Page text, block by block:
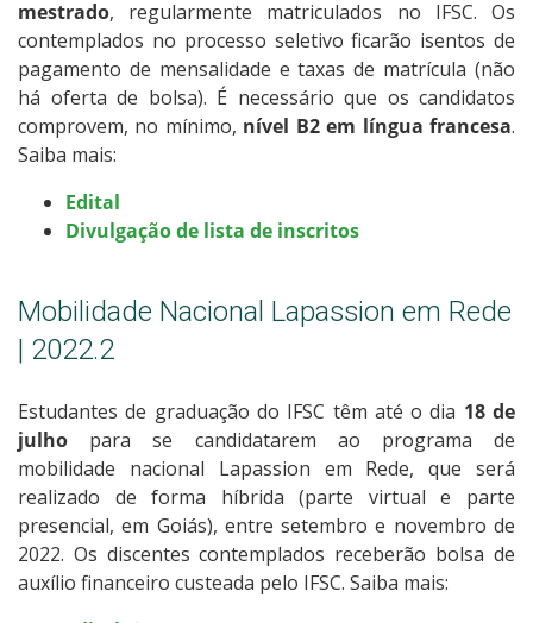
mestrado, regularmente matriculados no IFSC. Os
contemplados no processo seletivo ficarão isentos de
pagamento de mensalidade e taxas de matrícula (não
há oferta de bolsa). É necessário que os candidatos
comprovem, no mínimo, nível B2 em língua francesa.
Saiba mais:
Edital
Divulgação de lista de inscritos
Mobilidade Nacional Lapassion em Rede
| 2022.2
Estudantes de graduação do IFSC têm até o dia 18 de
julho para se candidatarem ao programa de
mobilidade nacional Lapassion em Rede, que será
realizado de forma híbrida (parte virtual e parte
presencial, em Goiás), entre setembro e novembro de
2022. Os discentes contemplados receberão bolsa de
auxílio financeiro custeada pelo IFSC. Saiba mais: